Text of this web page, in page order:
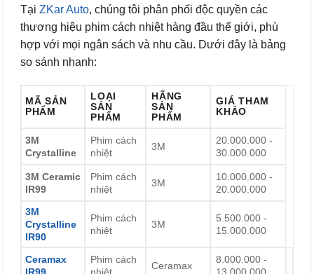
Tại ZKar Auto, chúng tôi phân phối độc quyền các
thương hiệu phim cách nhiệt hàng đầu thế giới, phù
hợp với mọi ngân sách và nhu cầu. Dưới đây là bảng
so sánh nhanh:
MÃ SẢN
PHẨM
LOẠI
SẢN
PHẨM
HÃNG
SẢN
PHẨM
GIÁ THAM
KHẢO
3M
Crystalline
Phim cách
nhiệt
3M
20.000.000 -
30.000.000
3M Ceramic
IR99
Phim cách
nhiệt
3M
10.000.000 -
20.000.000
3M
Crystalline
IR90
Phim cách
nhiệt
3M
5.500.000 -
15.000.000
Ceramax
Phim cách
Ceramax
8.000.000 -